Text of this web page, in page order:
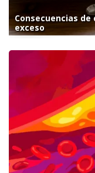
Consecuencias
exceso